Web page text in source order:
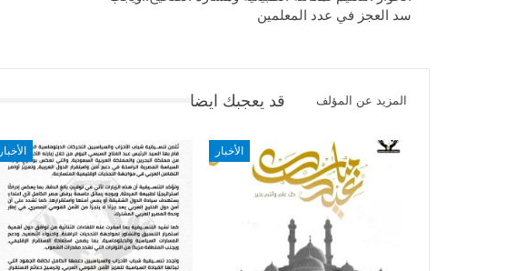
سد العجز في عدد المعلمين
قد يعجبك ايضا المزيد عن المؤلف
الأخبار الأخبار